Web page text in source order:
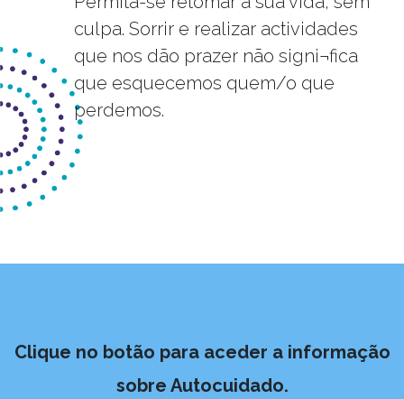
culpa. Sorrir e realizar actividades
que nos dão prazer não signi¬fica
que esquecemos quem/o que
perdemos.
Clique no botão para aceder a informação
sobre Autocuidado.